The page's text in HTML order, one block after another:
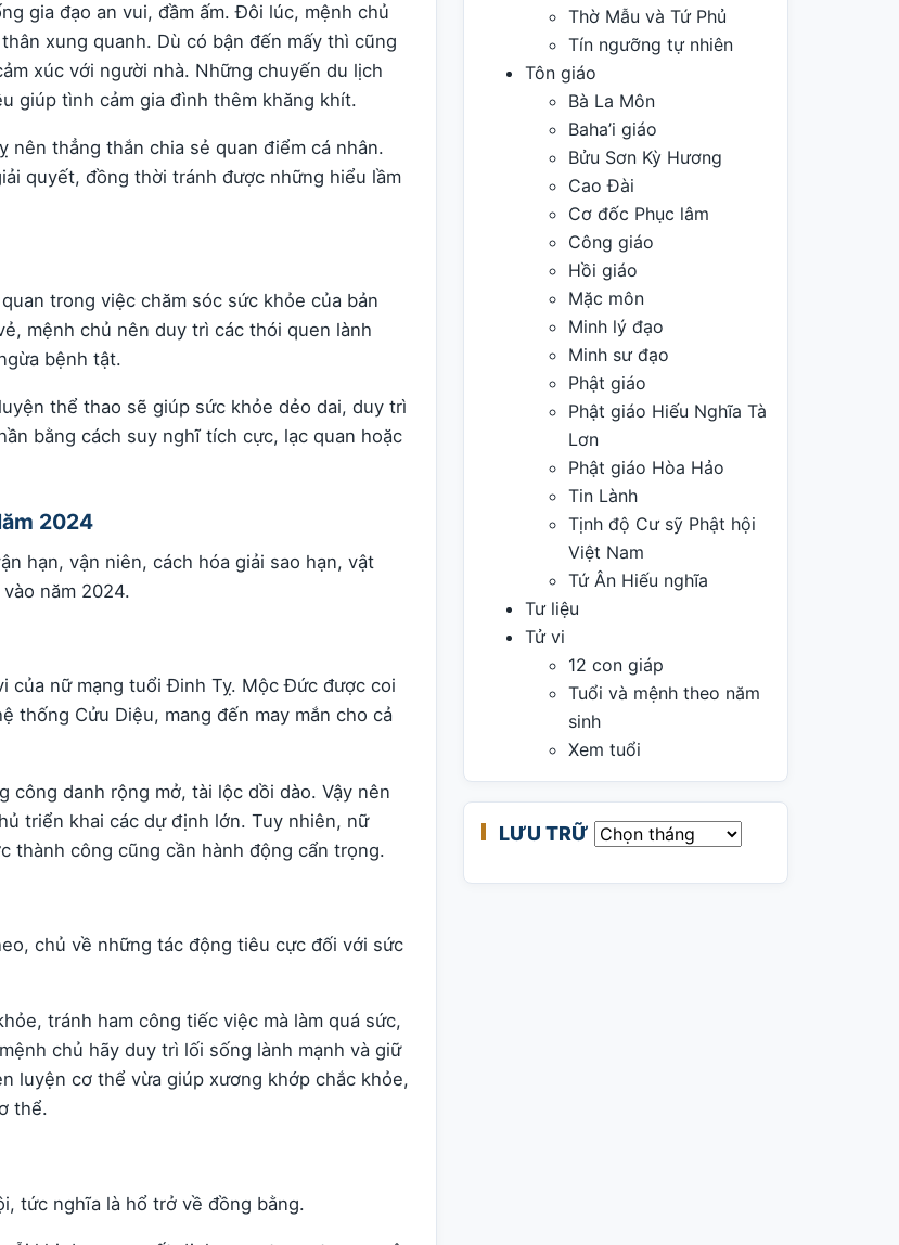
gia đạo an vui, đầm ấm. Đôi lúc, mệnh chủ
xung quanh. Dù có bận đến mấy thì cũng
xúc với người nhà. Những chuyến du lịch
giúp tình cảm gia đình thêm khăng khít.
thẳng thắn chia sẻ quan điểm cá nhân.
quyết, đồng thời tránh được những hiểu lầm
trong việc chăm sóc sức khỏe của bản
mệnh chủ nên duy trì các thói quen lành
bệnh tật.
thể thao sẽ giúp sức khỏe dẻo dai, duy trì
bằng cách suy nghĩ tích cực, lạc quan hoặc
2024
hạn, vận niên, cách hóa giải sao hạn, vật
năm 2024.
của nữ mạng tuổi Đinh Tỵ. Mộc Đức được coi
thống Cửu Diệu, mang đến may mắn cho cả
danh rộng mở, tài lộc dồi dào. Vậy nên
triển khai các dự định lớn. Tuy nhiên, nữ
thành công cũng cần hành động cẩn trọng.
chủ về những tác động tiêu cực đối với sức
tránh ham công tiếc việc mà làm quá sức,
chủ hãy duy trì lối sống lành mạnh và giữ
luyện cơ thể vừa giúp xương khớp chắc khỏe,
thể.
tức nghĩa là hổ trở về đồng bằng.
Thờ Mẫu và Tứ Phủ
Tín ngưỡng tự nhiên
Tôn giáo
Bà La Môn
Baha’i giáo
Bửu Sơn Kỳ Hương
Cao Đài
Cơ đốc Phục lâm
Công giáo
Hồi giáo
Mặc môn
Minh lý đạo
Minh sư đạo
Phật giáo
Phật giáo Hiếu Nghĩa Tà
Lơn
Phật giáo Hòa Hảo
Tin Lành
Tịnh độ Cư sỹ Phật hội
Việt Nam
Tứ Ân Hiếu nghĩa
Tư liệu
Tử vi
12 con giáp
Tuổi và mệnh theo năm
sinh
Xem tuổi
LƯU TRỮ Lưu trữ